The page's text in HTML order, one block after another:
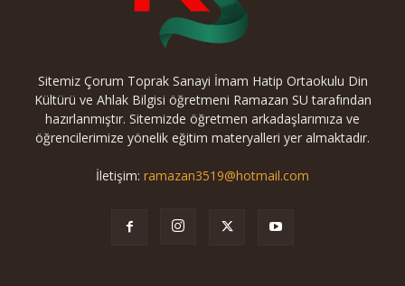
Sitemiz Çorum Toprak Sanayi İmam Hatip Ortaokulu Din
Kültürü ve Ahlak Bilgisi öğretmeni Ramazan SU tarafından
hazırlanmıştır. Sitemizde öğretmen arkadaşlarımıza ve
öğrencilerimize yönelik eğitim materyalleri yer almaktadır.
İletişim: ramazan3519@hotmail.com